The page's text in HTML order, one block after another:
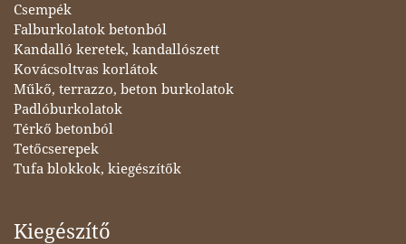
Csempék
Falburkolatok betonból
Kandalló keretek, kandallószett
Kovácsoltvas korlátok
Műkő, terrazzo, beton burkolatok
Padlóburkolatok
Térkő betonból
Tetőcserepek
Tufa blokkok, kiegészítők
Kiegészítő